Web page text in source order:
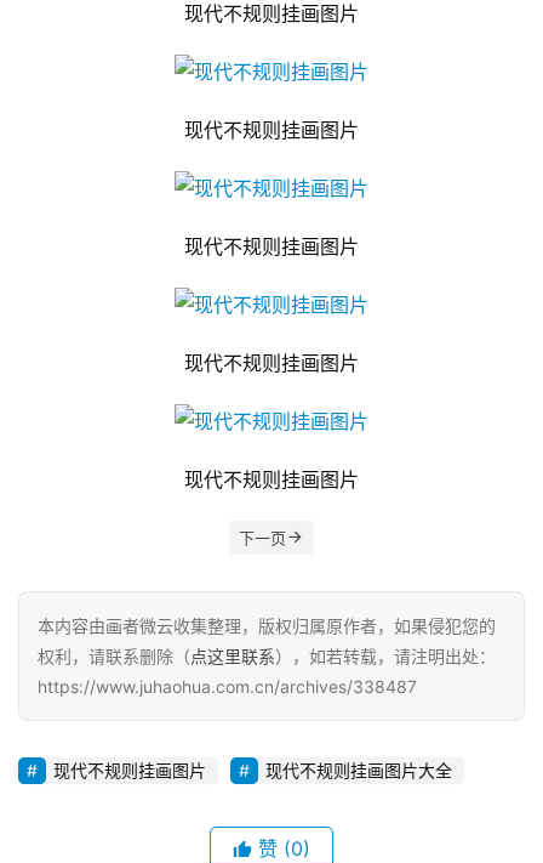
现代不规则挂画图片
现代不规则挂画图片
现代不规则挂画图片
现代不规则挂画图片
现代不规则挂画图片
下一页
本内容由画者微云收集整理，版权归属原作者，如果侵犯您的
权利，请联系删除（点这里联系），如若转载，请注明出处：
https://www.juhaohua.com.cn/archives/338487
现代不规则挂画图片 现代不规则挂画图片大全
赞 (0)